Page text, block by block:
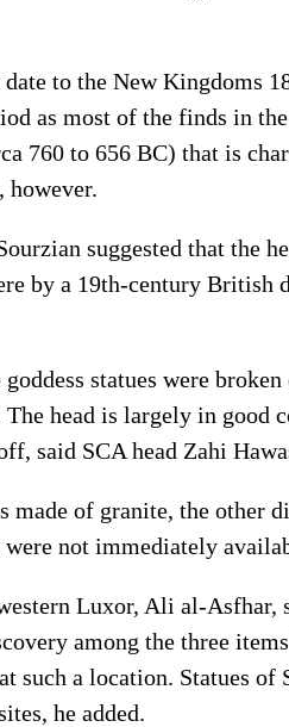
to the New Kingdoms
as most of the finds in
760 to 656 BC) that is
however.
suggested that the
by a 19th-century British
statues were
head is largely in good
said SCA head Zahi
made of granite, the other
not immediately
Luxor, Ali al-Asfhar,
among the three
such a location. Statues
he added.